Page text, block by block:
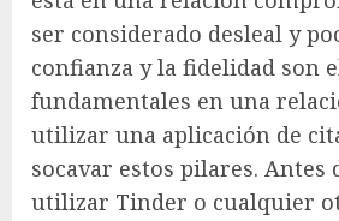
ser considerado desleal y
confianza y la fidelidad son
fundamentales en una
utilizar una aplicación de
socavar estos pilares. Antes
utilizar Tinder o cualquier